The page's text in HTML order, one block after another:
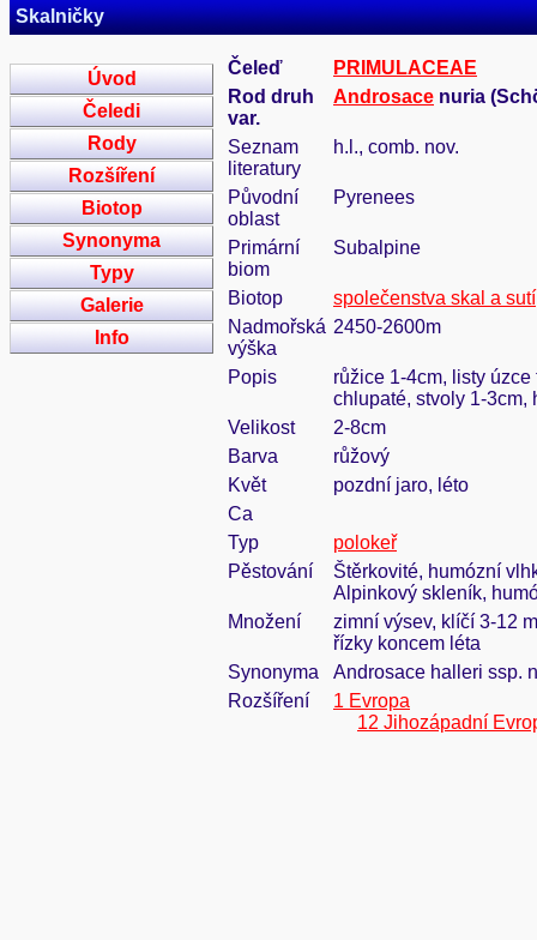
Skalničky
Úvod
Čeledi
Rody
Rozšíření
Biotop
Synonyma
Typy
Galerie
Info
Čeleď
PRIMULACEAE
Rod druh
var.
Androsace nuria
Seznam
literatury
h.l., comb. nov.
Původní
oblast
Pyrenees
Primární
biom
Subalpine
Biotop
společenstva skal a sutí
Nadmořská
výška
2450-2600m
Popis
růžice 1-4cm, listy
chlupaté, stvoly 1-3cm,
Velikost
2-8cm
Barva
růžový
Květ
pozdní jaro, léto
Ca
Typ
polokeř
Pěstování
Štěrkovité, humózní
Alpinkový skleník,
Množení
zimní výsev, klíčí 3-12
řízky koncem léta
Synonyma
Androsace halleri ssp.
Rozšíření
1 Evropa
12 Jihozápadní